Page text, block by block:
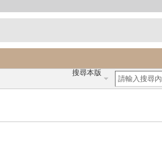
搜尋本版